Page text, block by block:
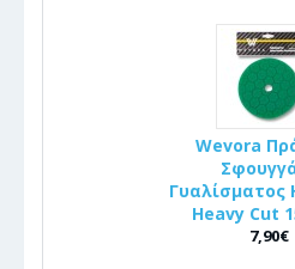
Wevora
Γυαλίσματος
Heavy Cut
7,90€